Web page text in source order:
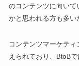
のコンテンツに向い
かと思われる方も多い
コンテンツマーケテ
えられており、BtoBで